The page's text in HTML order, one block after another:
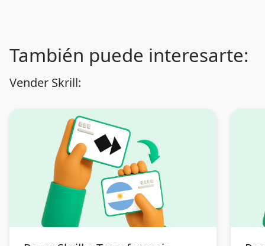
También puede interesarte:
Vender Skrill: